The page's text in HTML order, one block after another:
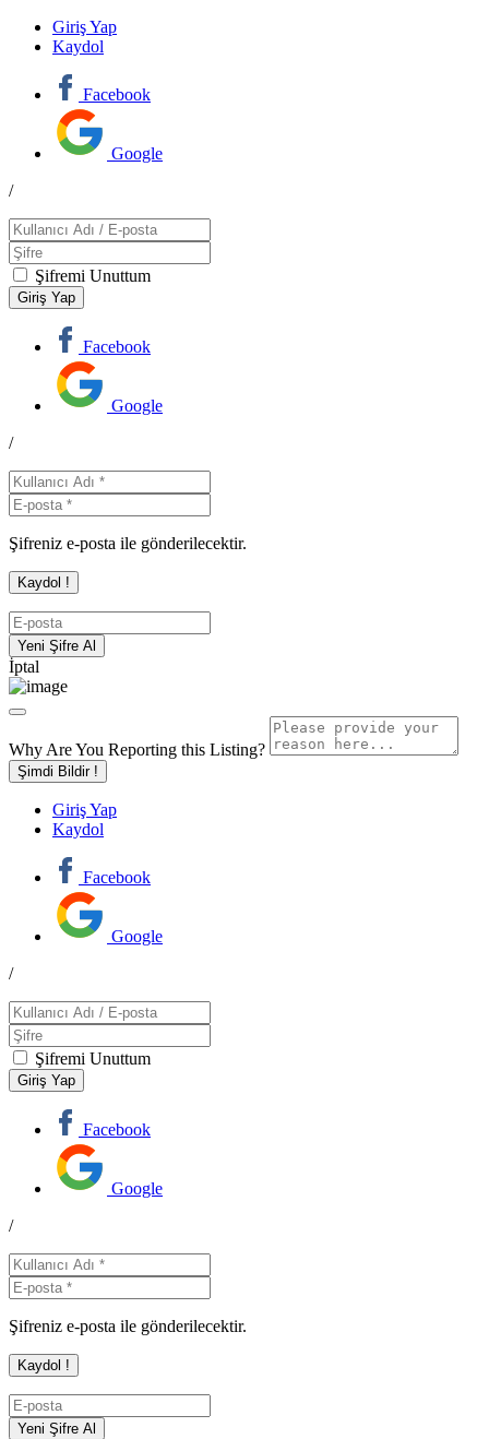
Giriş Yap
Kaydol
Facebook
Google
/
Şifremi Unuttum
Facebook
Google
/
Şifreniz e-posta ile gönderilecektir.
İptal
Why Are You Reporting this Listing?
Şimdi Bildir !
Giriş Yap
Kaydol
Facebook
Google
/
Şifremi Unuttum
Facebook
Google
/
Şifreniz e-posta ile gönderilecektir.